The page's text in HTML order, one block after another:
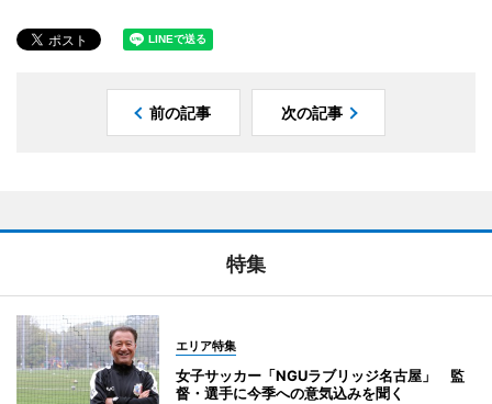
前の記事 次の記事
特集
エリア特集
女子サッカー「NGUラブリッジ名古屋」 監
督・選手に今季への意気込みを聞く